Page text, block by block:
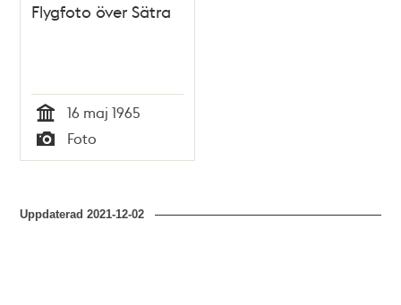
Flygfoto över Sätra
Tid
16 maj 1965
Typ
Foto
Uppdaterad2021-12-02